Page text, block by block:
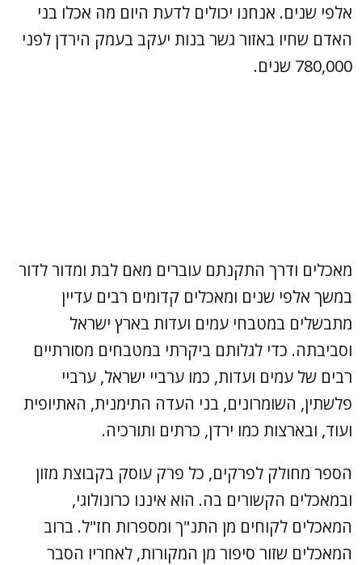
אלפי שנים. אנחנו יכולים לדעת היום מה אכלו בני
האדם שחיו באזור גשר בנות יעקב בעמק הירדן לפני
780,000 שנים.
מאכלים ודרך התקנתם עוברים מאם לבת ומדור לדור
במשך אלפי שנים ומאכלים קדומים רבים עדיין
מתבשלים במטבחי עמים ועדות בארץ ישראל
וסביבתה. כדי לגלותם ביקרתי במטבחים מסורתיים
רבים של עמים ועדות, כמו ערביי ישראל, ערביי
פלשתין, השומרונים, בני העדה התימנית, האתיופית
ועוד, ובארצות כמו ירדן, כרתים ותורכיה.
הספר מחולק לפרקים, כל פרק עוסק בקבוצת מזון
ובמאכלים הקשורים בה. הוא איננו כרונולוגי,
המאכלים לקוחים מן התנ"ך ומספרות חז"ל. ברוב
המאכלים שזור סיפור מן המקורות, לאחריו הסבר